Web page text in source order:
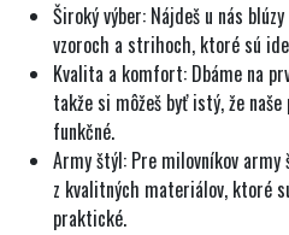
Široký výber: Nájdeš u nás
vzoroch a strihoch, ktoré sú
Kvalita a komfort: Dbáme na
takže si môžeš byť istý, že
funkčné.
Army štýl: Pre milovníkov army
z kvalitných materiálov, ktoré
praktické.